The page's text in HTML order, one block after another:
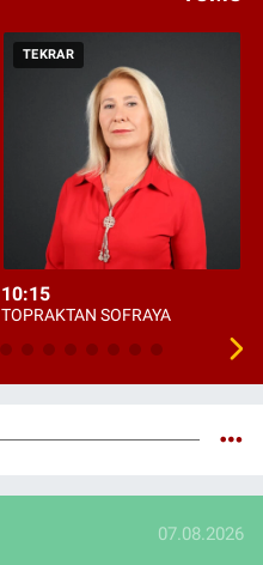
TEKRAR
10:15
TOPRAKTAN SOFRAYA
07.08.2026